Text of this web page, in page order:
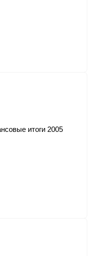
итоги 2005